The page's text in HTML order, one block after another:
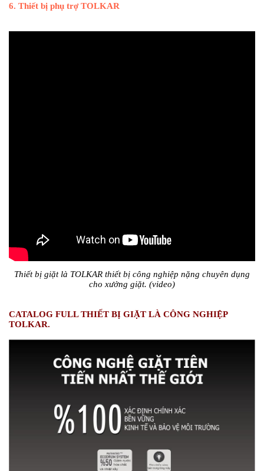
6. Thiết bị phụ trợ TOLKAR
Thiết bị giặt là TOLKAR thiết bị công nghiệp nặng chuyên dụng
cho xưởng giặt. (video)
CATALOG FULL THIẾT BỊ GIẶT LÀ CÔNG NGHIỆP
TOLKAR.